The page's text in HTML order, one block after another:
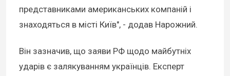
представниками американських компаній і
знаходяться в місті Київ", - додав Нарожний.
Він зазначив, що заяви РФ щодо майбутніх
ударів є залякуванням українців. Експерт